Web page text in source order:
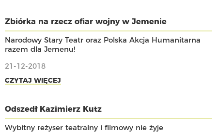
Zbiórka na rzecz ofiar wojny w Jemenie
Narodowy Stary Teatr oraz Polska Akcja Humanitarna
razem dla Jemenu!
21-12-2018
CZYTAJ WIĘCEJ
Odszedł Kazimierz Kutz
Wybitny reżyser teatralny i filmowy nie żyje